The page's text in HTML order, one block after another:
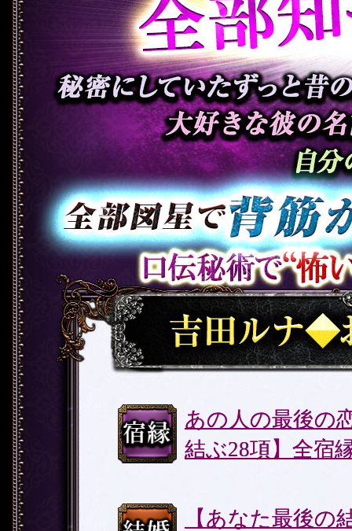
宿縁
あの人の最後の
結ぶ28項】全宿
結婚
【あなた最後の